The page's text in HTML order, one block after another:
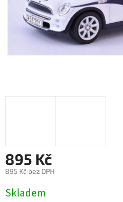
895 Kč
895 Kč bez DPH
cena:
Skladem